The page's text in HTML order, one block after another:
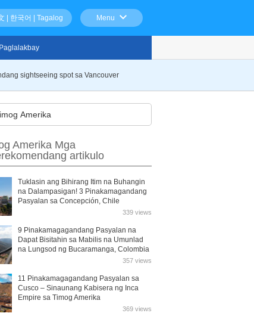
한국어 Tagalog Menu
sightseeing spot sa Vancouver
Amerika Mga
artikulo
Tuklasin ang Bihirang Itim na Buhangin
na Dalampasigan! 3 Pinakamagandang
Pasyalan sa Concepción, Chile
339 views
9 Pinakamagagandang Pasyalan na
Dapat Bisitahin sa Mabilis na Umunlad
na Lungsod ng Bucaramanga, Colombia
357 views
11 Pinakamagagandang Pasyalan sa
Cusco – Sinaunang Kabisera ng Inca
Empire sa Timog Amerika
369 views